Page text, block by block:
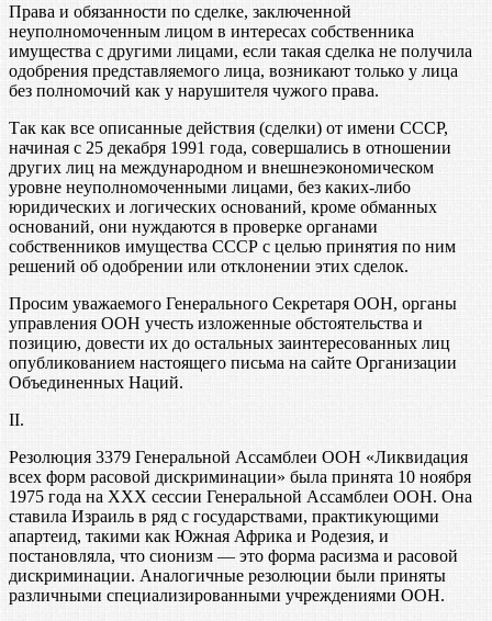
Права и обязанности по сделке, заключенной
неуполномоченным лицом в интересах собственника
имущества с другими лицами, если такая сделка не получила
одобрения представляемого лица, возникают только у лица
без полномочий как у нарушителя чужого права.
Так как все описанные действия (сделки) от имени СССР,
начиная с 25 декабря 1991 года, совершались в отношении
других лиц на международном и внешнеэкономическом
уровне неуполномоченными лицами, без каких-либо
юридических и логических оснований, кроме обманных
оснований, они нуждаются в проверке органами
собственников имущества СССР с целью принятия по ним
решений об одобрении или отклонении этих сделок.
Просим уважаемого Генерального Секретаря ООН, органы
управления ООН учесть изложенные обстоятельства и
позицию, довести их до остальных заинтересованных лиц
опубликованием настоящего письма на сайте Организации
Объединенных Наций.
II.
Резолюция 3379 Генеральной Ассамблеи ООН «Ликвидация
всех форм расовой дискриминации» была принята 10 ноября
1975 года на XXX сессии Генеральной Ассамблеи ООН. Она
ставила Израиль в ряд с государствами, практикующими
апартеид, такими как Южная Африка и Родезия, и
постановляла, что сионизм — это форма расизма и расовой
дискриминации. Аналогичные резолюции были приняты
различными специализированными учреждениями ООН.